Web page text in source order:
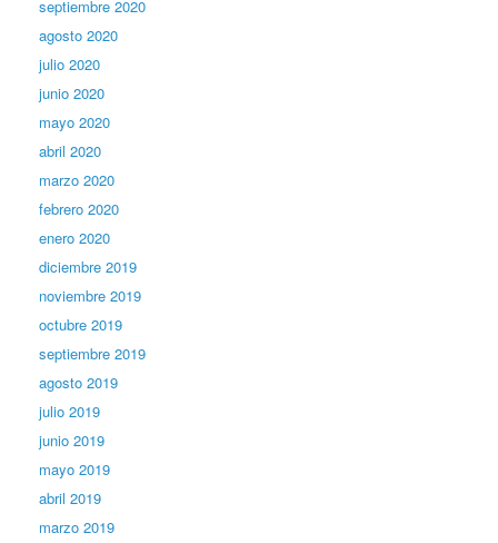
septiembre 2020
agosto 2020
julio 2020
junio 2020
mayo 2020
abril 2020
marzo 2020
febrero 2020
enero 2020
diciembre 2019
noviembre 2019
octubre 2019
septiembre 2019
agosto 2019
julio 2019
junio 2019
mayo 2019
abril 2019
marzo 2019